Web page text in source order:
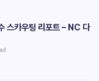
카우팅 리포트 – NC 다